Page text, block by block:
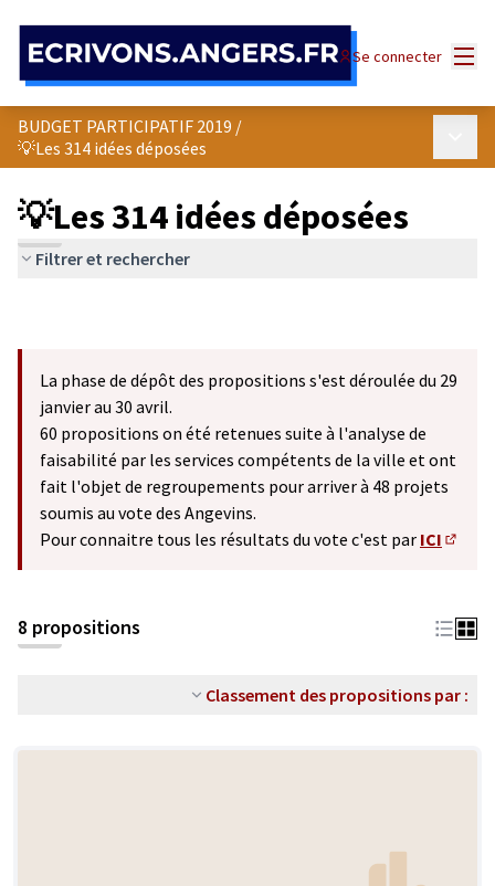
Se connecter
BUDGET PARTICIPATIF 2019 /
💡Les 314 idées déposées
💡Les 314 idées déposées
Filtrer et rechercher
La phase de dépôt des propositions s'est déroulée du 29
janvier au 30 avril.
60 propositions on été retenues suite à l'analyse de
faisabilité par les services compétents de la ville et ont
fait l'objet de regroupements pour arriver à 48 projets
soumis au vote des Angevins.
Pour connaitre tous les résultats du vote c'est par ICI
8 propositions
Classement des propositions par :